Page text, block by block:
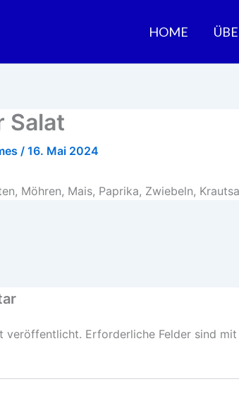
HOME
Salat
/ 16. Mai 2024
Möhren, Mais, Paprika, Zwiebeln,
veröffentlicht. Erforderliche Felder sind mit